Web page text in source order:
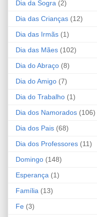
Dia da Sogra (2)
Dia das Crianças (12)
Dia das Irmãs (1)
Dia das Mães (102)
Dia do Abraço (8)
Dia do Amigo (7)
Dia do Trabalho (1)
Dia dos Namorados (106)
Dia dos Pais (68)
Dia dos Professores (11)
Domingo (148)
Esperança (1)
Família (13)
Fe (3)